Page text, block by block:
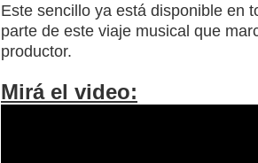
Este sencillo ya está disponible en
parte de este viaje musical que
productor.
Mirá el video: